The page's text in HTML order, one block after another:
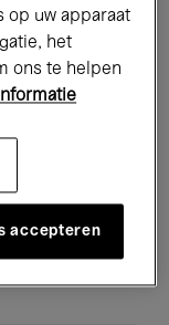
Music
op uw apparaat
het
ons te helpen
accepteren